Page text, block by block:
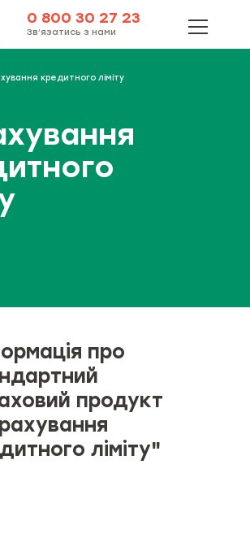
0 800 30 27 23
Зв’язатись з нами
кредитного ліміту
про
продукт
ліміту"